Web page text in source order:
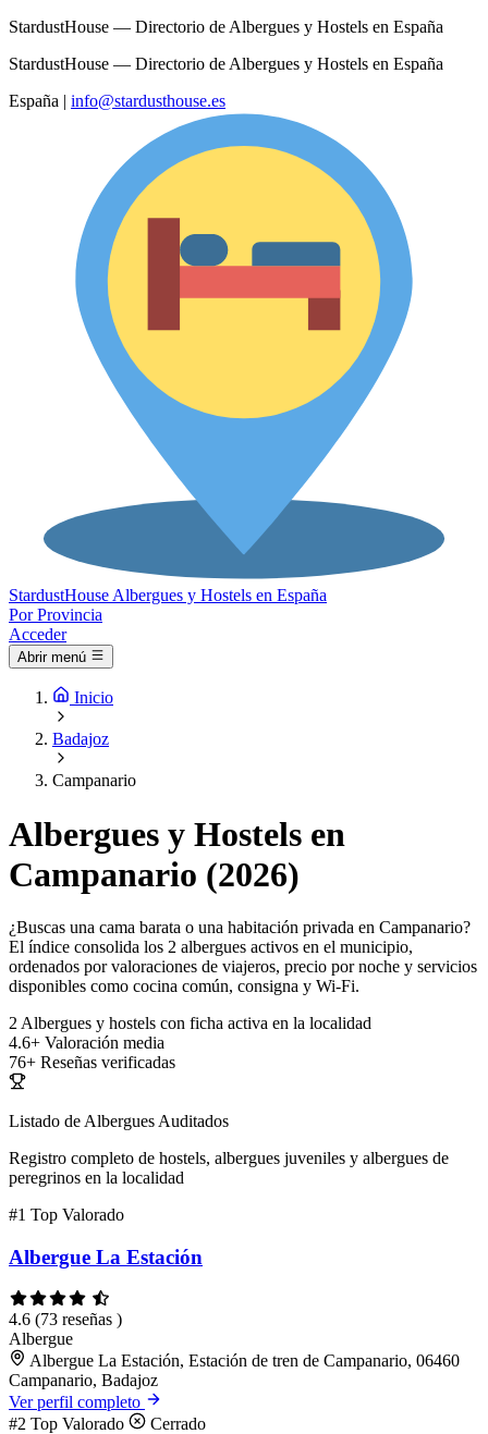
StardustHouse — Directorio de Albergues y Hostels en España
StardustHouse — Directorio de Albergues y Hostels en España
España | info@stardusthouse.es
StardustHouse Albergues y Hostels en España
Por Provincia
Acceder
Abrir menú
Inicio
Badajoz
Campanario
Albergues y Hostels en
Campanario (2026)
¿Buscas una cama barata o una habitación privada en Campanario?
El índice consolida los 2 albergues activos en el municipio,
ordenados por valoraciones de viajeros, precio por noche y servicios
disponibles como cocina común, consigna y Wi-Fi.
2 Albergues y hostels con ficha activa en la localidad
4.6+ Valoración media
76+ Reseñas verificadas
Listado de Albergues Auditados
Registro completo de hostels, albergues juveniles y albergues de
peregrinos en la localidad
#1 Top Valorado
Albergue La Estación
4.6 (73 reseñas )
Albergue
Albergue La Estación, Estación de tren de Campanario, 06460
Campanario, Badajoz
Ver perfil completo
#2 Top Valorado Cerrado